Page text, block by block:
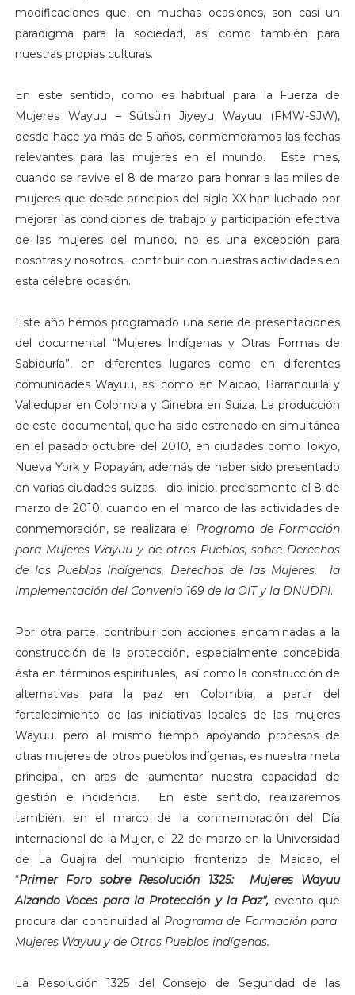
modificaciones que, en muchas ocasiones, son casi un
paradigma para la sociedad, así como también para
nuestras propias culturas.
En este sentido, como es habitual para la Fuerza de
Mujeres Wayuu – Sütsüin Jiyeyu Wayuu (FMW-SJW),
desde hace ya más de 5 años, conmemoramos las fechas
relevantes para las mujeres en el mundo. Este mes,
cuando se revive el 8 de marzo para honrar a las miles de
mujeres que desde principios del siglo XX han luchado por
mejorar las condiciones de trabajo y participación efectiva
de las mujeres del mundo, no es una excepción para
nosotras y nosotros, contribuir con nuestras actividades en
esta célebre ocasión.
Este año hemos programado una serie de presentaciones
del documental “Mujeres Indígenas y Otras Formas de
Sabiduría”, en diferentes lugares como en diferentes
comunidades Wayuu, así como en Maicao, Barranquilla y
Valledupar en Colombia y Ginebra en Suiza. La producción
de este documental, que ha sido estrenado en simultánea
en el pasado octubre del 2010, en ciudades como Tokyo,
Nueva York y Popayán, además de haber sido presentado
en varias ciudades suizas, dio inicio, precisamente el 8 de
marzo de 2010, cuando en el marco de las actividades de
conmemoración, se realizara el Programa de Formación
para Mujeres Wayuu y de otros Pueblos, sobre Derechos
de los Pueblos Indígenas, Derechos de las Mujeres, la
Implementación del Convenio 169 de la OIT y la DNUDPI.
Por otra parte, contribuir con acciones encaminadas a la
construcción de la protección, especialmente concebida
ésta en términos espirituales, así como la construcción de
alternativas para la paz en Colombia, a partir del
fortalecimiento de las iniciativas locales de las mujeres
Wayuu, pero al mismo tiempo apoyando procesos de
otras mujeres de otros pueblos indígenas, es nuestra meta
principal, en aras de aumentar nuestra capacidad de
gestión e incidencia. En este sentido, realizaremos
también, en el marco de la conmemoración del Día
internacional de la Mujer, el 22 de marzo en la Universidad
de La Guajira del municipio fronterizo de Maicao, el
“Primer Foro sobre Resolución 1325: Mujeres Wayuu
Alzando Voces para la Protección y la Paz”, evento que
procura dar continuidad al Programa de Formación para
Mujeres Wayuu y de Otros Pueblos indígenas.
La Resolución 1325 del Consejo de Seguridad de las